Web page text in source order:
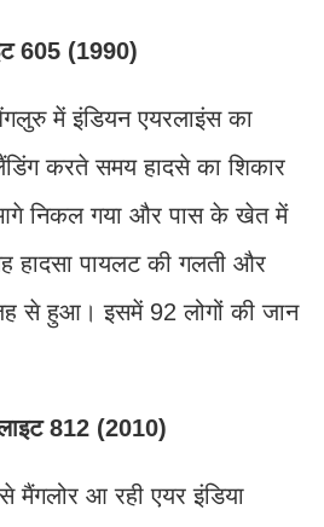
605 (1990)
में इंडियन एयरलाइंस का
करते समय हादसे का शिकार
निकल गया और पास के खेत में
हादसा पायलट की गलती और
से हुआ। इसमें 92 लोगों की जान
812 (2010)
मैंगलोर आ रही एयर इंडिया